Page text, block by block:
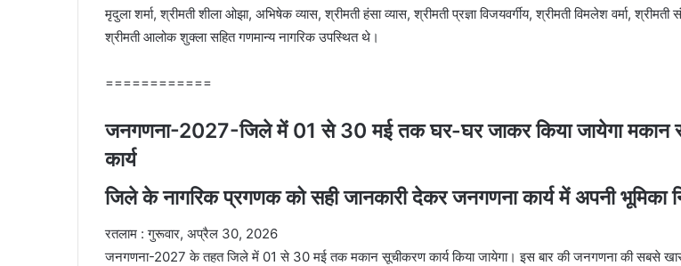
मृदुला शर्मा, श्रीमती शीला ओझा, अभिषेक व्यास, श्रीमती हंसा व्यास, श्रीमती प्रज्ञा विजयवर्गीय, श्रीमती विमलेश वर्मा,
श्रीमती आलोक शुक्ला सहित गणमान्य नागरिक उपस्थित थे।
============
जनगणना-2027-जिले में 01 से 30 मई तक घर-घर जाकर किया जायेगा मकान
कार्य
जिले के नागरिक प्रगणक को सही जानकारी देकर जनगणना कार्य में अपनी भूमिका
रतलाम : गुरूवार, अप्रैल 30, 2026
जनगणना-2027 के तहत जिले में 01 से 30 मई तक मकान सूचीकरण कार्य किया जायेगा। इस बार की जनगणना की सबसे